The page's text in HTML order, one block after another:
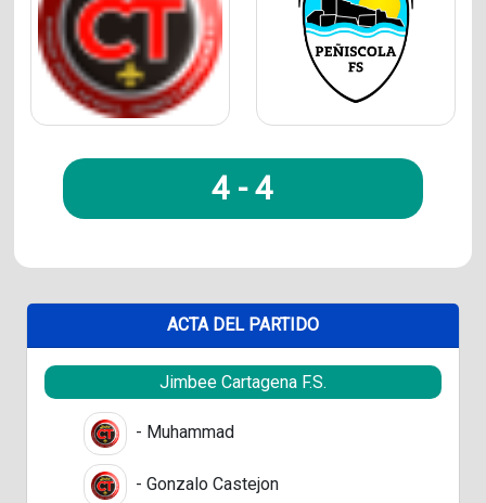
4 -4
ACTA DEL PARTIDO
Jimbee Cartagena F.S.
- Muhammad
- Gonzalo Castejon